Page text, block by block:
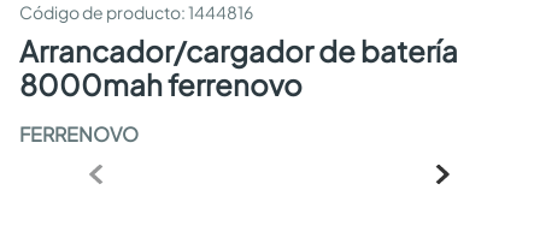
:1444816
arrancador/cargador de batería
8000mah ferrenovo
FERRENOVO
sanitarios
comedor
escritorio
armarios closet